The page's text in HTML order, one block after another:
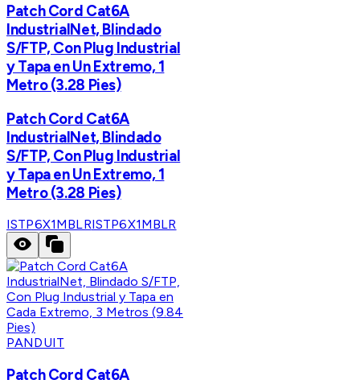
Patch Cord Cat6A
IndustrialNet, Blindado
S/FTP, Con Plug Industrial
y Tapa en Un Extremo, 1
Metro (3.28 Pies)
Patch Cord Cat6A
IndustrialNet, Blindado
S/FTP, Con Plug Industrial
y Tapa en Un Extremo, 1
Metro (3.28 Pies)
ISTP6X1MBLRISTP6X1MBLR
PANDUIT
Patch Cord Cat6A